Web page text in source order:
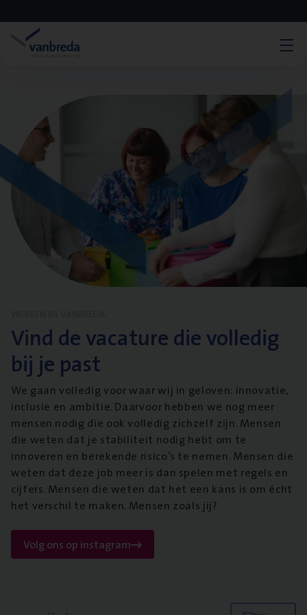
Vind de vacature die volledig
bij je past
We gaan volledig voor waar wij in geloven: innovatie,
inclusie en ambitie. Daarvoor hebben we nog meer
mensen nodig die ook volledig zichzelf zijn. Mensen
die weten dat je stabiliteit nodig hebt om te
innoveren en berekende risico’s te nemen. Mensen die
weten dat deze job meer is dan spelen met regels en
cijfers. Mensen die weten dat het een kans is om écht
het verschil te maken. Mensen zoals jij?
Volg ons op instagram